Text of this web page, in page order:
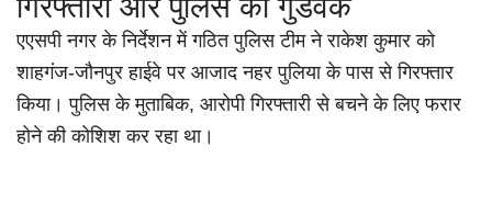
गिरफ्तारी और पुलिस का गुडवर्क
एएसपी नगर के निर्देशन में गठित पुलिस टीम ने राकेश कुमार को
शाहगंज-जौनपुर हाईवे पर आजाद नहर पुलिया के पास से गिरफ्तार
किया। पुलिस के मुताबिक, आरोपी गिरफ्तारी से बचने के लिए फरार
होने की कोशिश कर रहा था।